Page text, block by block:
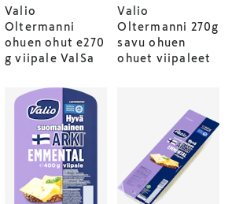
Valio
Oltermanni
ohuen ohut e270
g viipale ValSa
Valio
Oltermanni 270g
savu ohuen
ohuet viipaleet